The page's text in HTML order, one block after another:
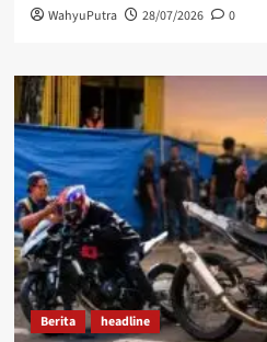
WahyuPutra 28/07/2026 0
Berita headline